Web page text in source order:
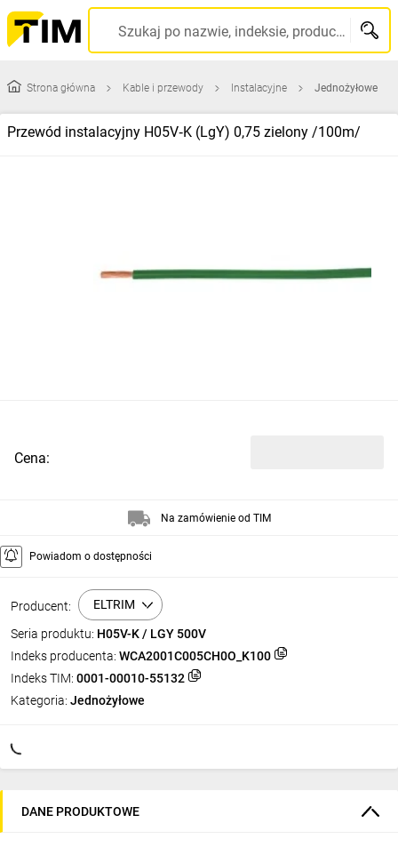
Szukaj po nazwie, indeksie, producencie, kodzie kreskowym...
Strona główna Kable i przewody Instalacyjne Jednożyłowe
Przewód instalacyjny H05V‑K (LgY) 0,75 zielony /100m/
Producent: ELTRIM
Seria produktu: H05V-K / LGY 500V
Indeks producenta: WCA2001C005CH0O_K100
Indeks TIM: 0001-00010-55132
Kategoria: Jednożyłowe
Cena:
Na zamówienie od TIM
Powiadom o dostępności
DANE PRODUKTOWE